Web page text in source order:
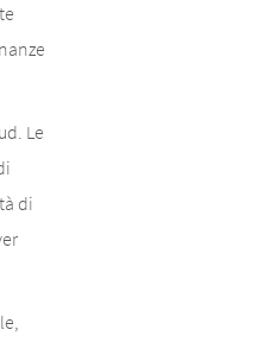
Le
di